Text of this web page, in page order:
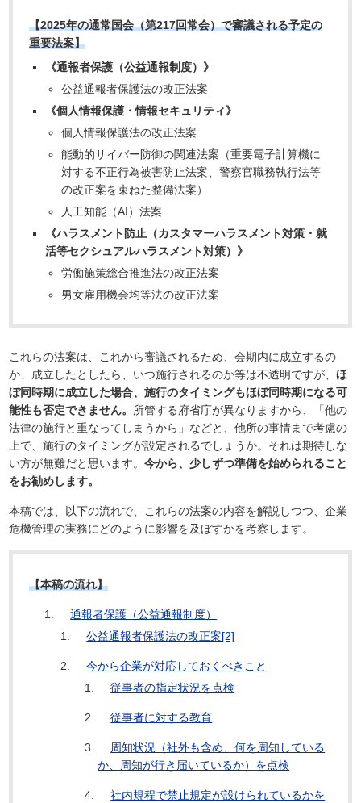
【2025年の通常国会（第217回常会）で審議される予定の
重要法案】
《通報者保護（公益通報制度）》
公益通報者保護法の改正法案
《個人情報保護・情報セキュリティ》
個人情報保護法の改正法案
能動的サイバー防御の関連法案（重要電子計算機に
対する不正行為被害防止法案、警察官職務執行法等
の改正案を束ねた整備法案）
人工知能（AI）法案
《ハラスメント防止（カスタマーハラスメント対策・就
活等セクシュアルハラスメント対策）》
労働施策総合推進法の改正法案
男女雇用機会均等法の改正法案
これらの法案は、これから審議されるため、会期内に成立するの
か、成立したとしたら、いつ施行されるのか等は不透明ですが、ほ
ぼ同時期に成立した場合、施行のタイミングもほぼ同時期になる可
能性も否定できません。 所管する府省庁が異なりますから、「他の
法律の施行と重なってしまうから」などと、他所の事情まで考慮の
上で、施行のタイミングが設定されるでしょうか。それは期待しな
い方が無難だと思います。今から、少しずつ準備を始められること
をお勧めします。
本稿では、以下の流れで、これらの法案の内容を解説しつつ、企業
危機管理の実務にどのように影響を及ぼすかを考察します。
【本稿の流れ】
通報者保護（公益通報制度）
公益通報者保護法の改正案[2]
今から企業が対応しておくべきこと
従事者の指定状況を点検
従事者に対する教育
周知状況（社外も含め、何を周知している
か、周知が行き届いているか）を点検
社内規程で禁止規定が設けられているかを